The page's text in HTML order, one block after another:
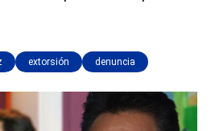
extorsión denuncia